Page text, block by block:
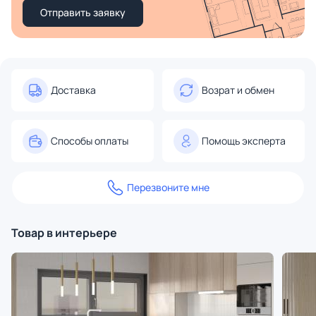
Отправить заявку
Доставка Возрат и обмен
Способы оплаты Помощь эксперта
Перезвоните мне
Товар в интерьере